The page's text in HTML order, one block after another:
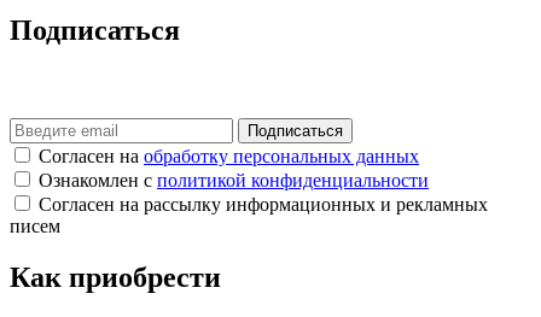
Подписаться
Согласен на обработку персональных данных
Ознакомлен с политикой конфиденциальности
Согласен на рассылку информационных и рекламных
писем
Как приобрести